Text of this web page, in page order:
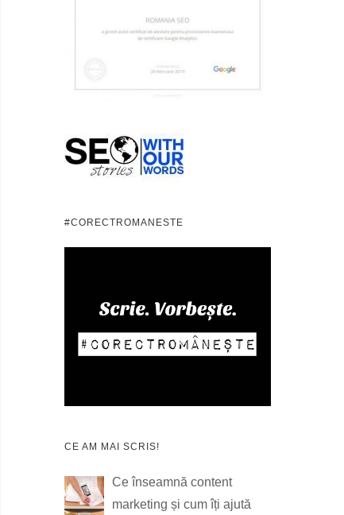
#CORECTROMANESTE
CE AM MAI SCRIS!
Ce înseamnă content
marketing și cum îți ajută